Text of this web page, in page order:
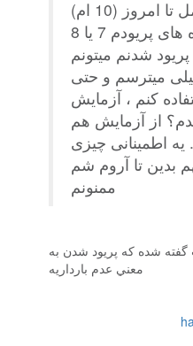
بود و بعد با خونریزی کامل تا امروز (10 ام)
هنوز تموم نشده (دوره های پریودم 7 یا 8
شدنم میتونم
میترسم و حتی
کنم ، آزمایش
از آزمایش هم
اطمینانی چیزی
بدین تا آروم شم
ممنونم
شده كه پريود شدن به
معني عدم بارداريه